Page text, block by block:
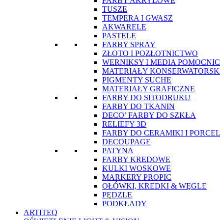
TUSZE
TEMPERA I GWASZ
AKWARELE
PASTELE
FARBY SPRAY
ZŁOTO I POZŁOTNICTWO
WERNIKSY I MEDIA
MATERIAŁY
PIGMENTY SUCHE
MATERIAŁY GRAFICZNE
FARBY DO SITODRUKU
FARBY DO TKANIN
DECO’ FARBY DO SZKŁA
RELIEFY 3D
FARBY DO CERAMIKI I
DECOUPAGE
PATYNA
FARBY KREDOWE
KULKI WOSKOWE
MARKERY PROPIC
OŁÓWKI, KREDKI & WĘGLE
PĘDZLE
PODKŁADY
ARTITEQ